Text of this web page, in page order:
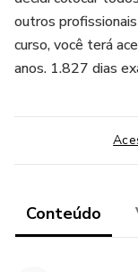
outros
curso, você terá
anos. 1.827 dias
Conteúdo